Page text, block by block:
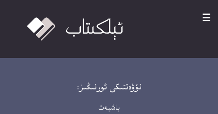
☰
نۆۋەتتىكى ئورنىڭىز:
باشبەت